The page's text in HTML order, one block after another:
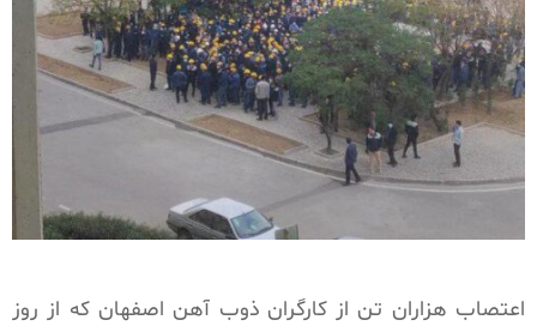
اعتصاب هزاران تن از کارگران ذوب آهن اصفهان که از روز